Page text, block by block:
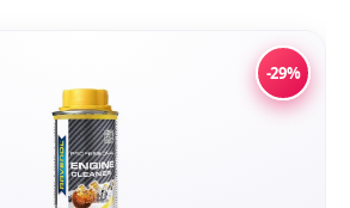
-29%